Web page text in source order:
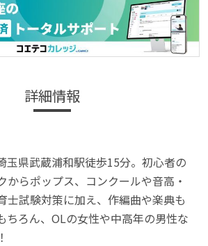
詳細情報
玉県武蔵浦和駅徒歩15分。初心者の
からポップス、コンクールや音高・
士試験対策に加え、作編曲や楽典も
ちろん、OLの女性や中高年の男性な